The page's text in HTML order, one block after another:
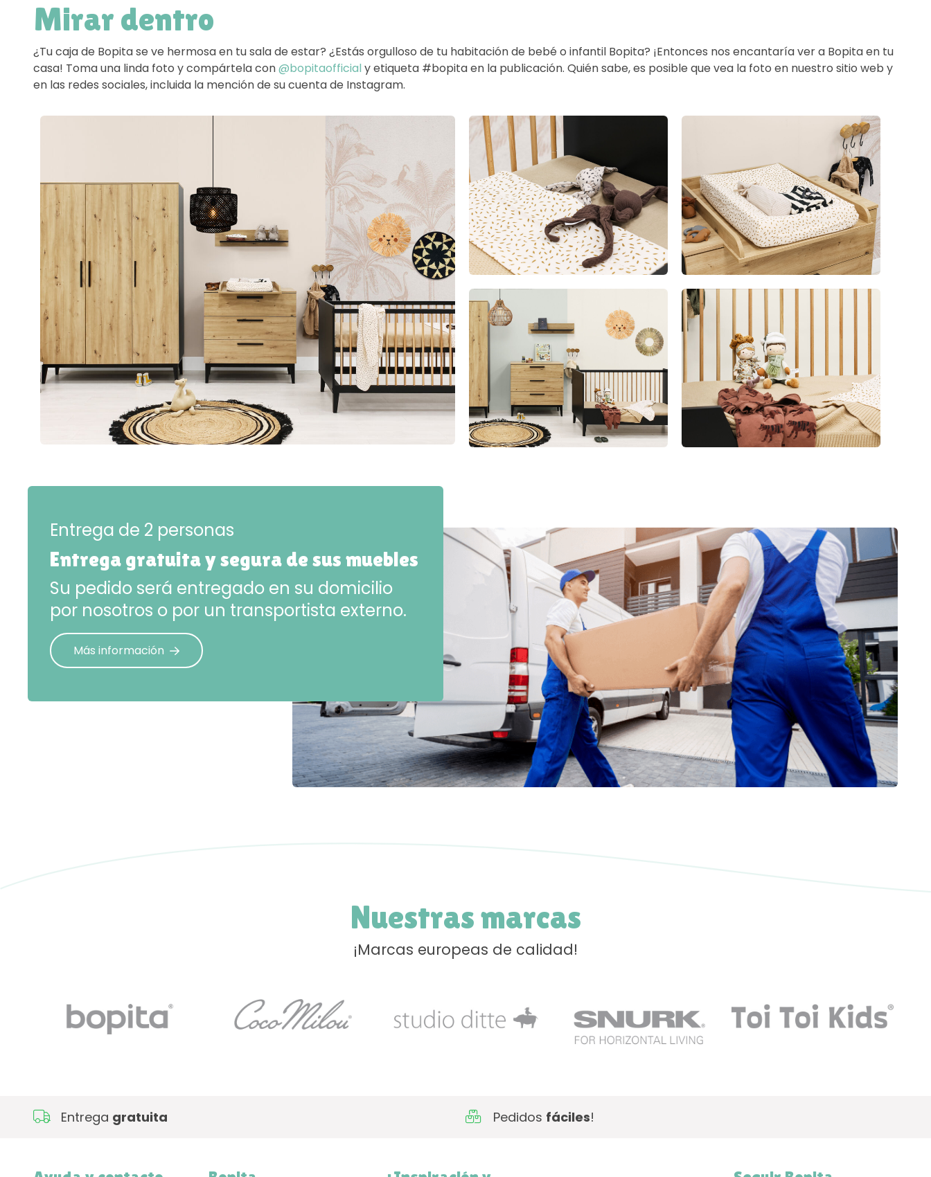
Mirar dentro
¿Tu caja de Bopita se ve hermosa en tu sala de estar? ¿Estás orgulloso de tu habitación de bebé o infantil Bopita? ¡Entonces nos encantaría ver a Bopita en tu
casa! Toma una linda foto y compártela con@bopitaofficial y etiqueta #bopita en la publicación. Quién sabe, es posible que vea la foto en nuestro sitio web y
en las redes sociales, incluida la mención de su cuenta de Instagram.
Entrega de 2 personas
Entrega gratuita y segura de sus muebles
Su pedido será entregado en su domicilio
por nosotros o por un transportista externo.
Más información
Nuestras marcas
¡Marcas europeas de calidad!
Entrega gratuita Pedidos fáciles!